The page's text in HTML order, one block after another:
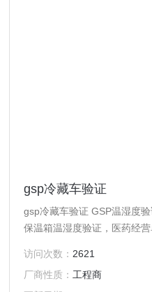
gsp冷藏车验证
gsp冷藏车验证 GSP温湿度
保温箱温湿度验证，医药经
设备及系统能符合规定的设
常运行和使用；确保冷藏、
访问次数： 2621
厂商性质： 工程商